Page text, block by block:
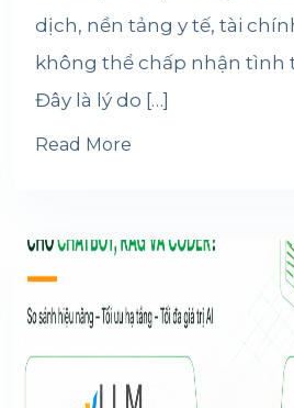
dịch, nền tảng y tế, tài
không thể chấp nhận tình
Đây là lý do […]
Read More